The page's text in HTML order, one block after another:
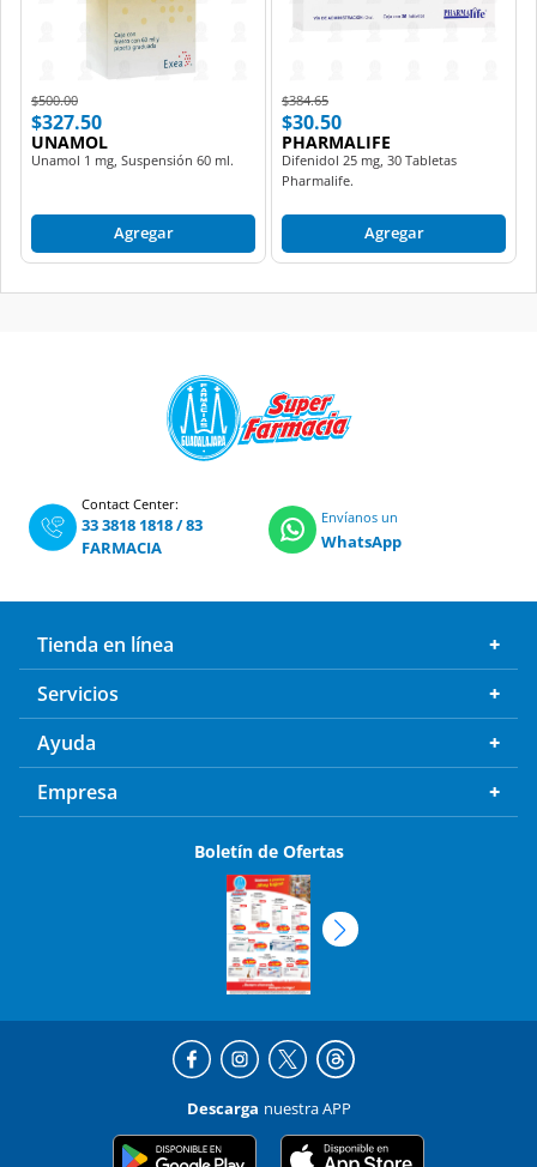
Price reduced from
$500.00to
$327.50
UNAMOL
Unamol 1 mg, Suspensión 60 ml.
Agregar
Price reduced from
$384.65to
$30.50
PHARMALIFE
Difenidol 25 mg, 30 Tabletas
Pharmalife.
Agregar
Contact Center:
33 3818 1818/83
FARMACIA
Envíanos un
WhatsApp
Tienda en línea
Servicios
Ayuda
Empresa
Boletín de Ofertas
Descarga nuestra APP